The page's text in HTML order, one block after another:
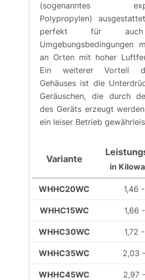
(sogenanntes
Polypropylen)
perfekt für
Umgebungsbedingungen
an Orten mit hoher
Ein weiterer Vorteil
Gehäuses ist die
Geräuschen, die durch
des Geräts erzeugt
ein leiser Betrieb
Variante
in
WHHC20WC 1,46
WHHC15WC 1,66
WHHC30WC 1,72
WHHC35WC 2,03
WHHC45WC 2,97